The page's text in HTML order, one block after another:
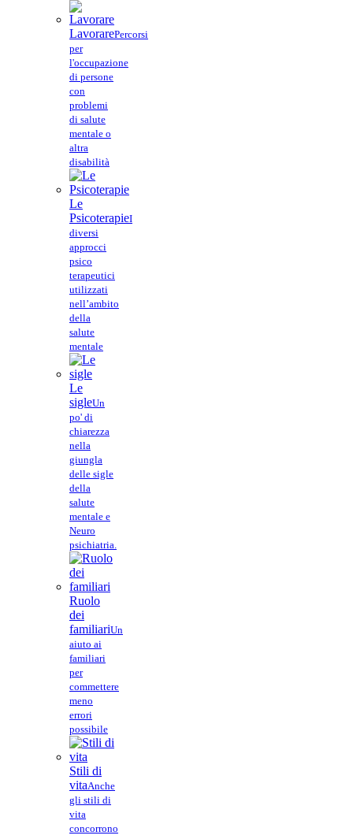
LavorarePercorsi
per
l'occupazione
di persone
con
problemi
di salute
mentale o
altra
disabilità
Le
PsicoterapieI
diversi
approcci
psico
terapeutici
utilizzati
nell’ambito
della
salute
mentale
Le
sigleUn
po' di
chiarezza
nella
giungla
delle sigle
della
salute
mentale e
Neuro
psichiatria.
Ruolo
dei
familiariUn
aiuto ai
familiari
per
commettere
meno
errori
possibile
Stili di
vitaAnche
gli stili di
vita
concorrono